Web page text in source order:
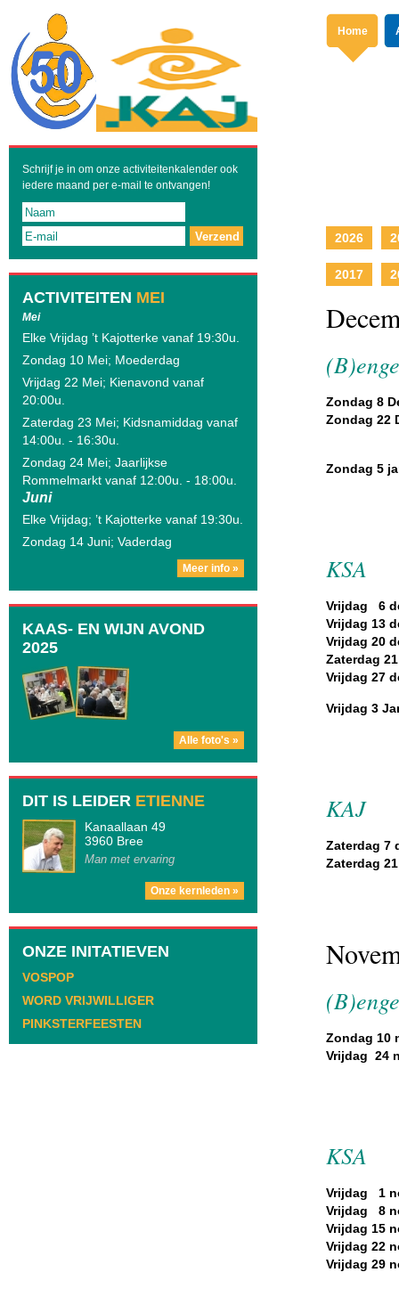
Home
2026
2017
Zondag 8
Zondag 22
Zondag 5
KSA
Vrijdag 6
Vrijdag 13
Vrijdag 20
Zaterdag
Vrijdag 27
Vrijdag 3
KAJ
Zaterdag 7
Zaterdag
Zondag 10
Vrijdag 24
KSA
Vrijdag 1
Vrijdag 8
Vrijdag 15
Vrijdag 22
Vrijdag 29
Schrijf je in om onze activiteitenkalender ook
iedere maand per e-mail te ontvangen!
Verzend
ACTIVITEITEN MEI
Mei
Elke Vrijdag ’t Kajotterke vanaf 19:30u.
Zondag 10 Mei; Moederdag
Vrijdag 22 Mei; Kienavond vanaf
20:00u.
Zaterdag 23 Mei; Kidsnamiddag vanaf
14:00u. - 16:30u.
Zondag 24 Mei; Jaarlijkse
Rommelmarkt vanaf 12:00u. - 18:00u.
Juni
Elke Vrijdag; ’t Kajotterke vanaf 19:30u.
Zondag 14 Juni; Vaderdag
Meer info »
KAAS- EN WIJN AVOND
2025
Alle foto's »
DIT IS LEIDER ETIENNE
Kanaallaan 49
3960 Bree
Man met ervaring
Onze kernleden »
ONZE INITATIEVEN
VOSPOP
WORD VRIJWILLIGER
PINKSTERFEESTEN